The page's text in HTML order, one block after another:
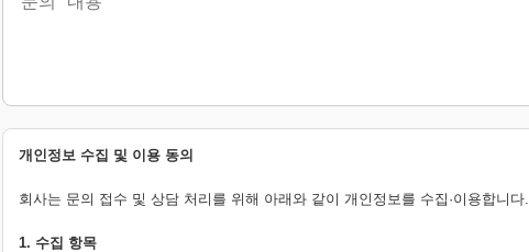
개인정보 수집 및 이용 동의
회사는 문의 접수 및 상담 처리를 위해 아래와 같이 개인정보를 수집·이용합니다.
1. 수집 항목